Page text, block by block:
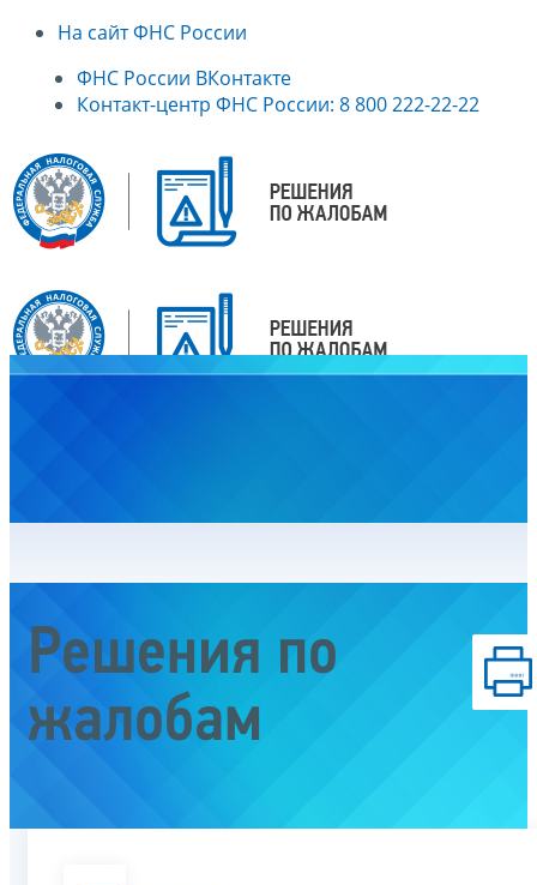
На сайт ФНС России
ФНС России ВКонтакте
Контакт-центр ФНС России: 8 800 222-22-22
Решения по
жалобам